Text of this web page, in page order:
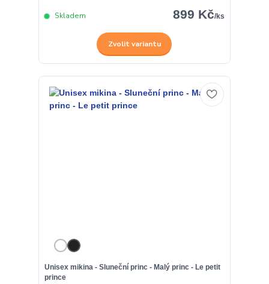
899 Kč/ks
Skladem
Zvolit variantu
Unisex mikina - Sluneční princ - Malý princ - Le petit
prince